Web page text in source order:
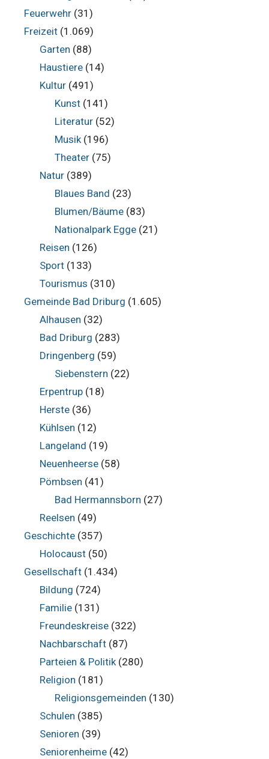
Feuerwehr (31)
Freizeit (1.069)
Garten (88)
Haustiere(14)
Kultur(491)
Kunst (141)
Literatur (52)
Musik(196)
Theater (75)
Natur(389)
Blaues Band (23)
Blumen/Bäume (83)
Nationalpark Egge (21)
Reisen (126)
Sport(133)
Tourismus (310)
Gemeinde Bad Driburg (1.605)
Alhausen (32)
Bad Driburg (283)
Dringenberg (59)
Siebenstern (22)
Erpentrup(18)
Herste(36)
Kühlsen (12)
Langeland (19)
Neuenheerse(58)
Pömbsen (41)
Bad Hermannsborn (27)
Reelsen (49)
Geschichte (357)
Holocaust(50)
Gesellschaft (1.434)
Bildung (724)
Familie(131)
Freundeskreise(322)
Nachbarschaft(87)
Parteien & Politik(280)
Religion (181)
Religionsgemeinden (130)
Schulen (385)
Senioren (39)
Seniorenheime(42)